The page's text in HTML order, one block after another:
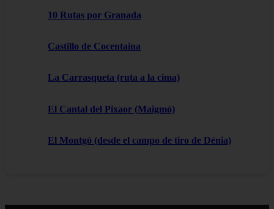
10 Rutas por Granada
Castillo de Cocentaina
La Carrasqueta (ruta a la cima)
El Cantal del Pixaor (Maigmó)
El Montgó (desde el campo de tiro de Dénia)